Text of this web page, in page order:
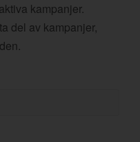
kampanjer.
del av kampanjer,